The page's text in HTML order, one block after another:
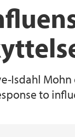
Isdahl
to